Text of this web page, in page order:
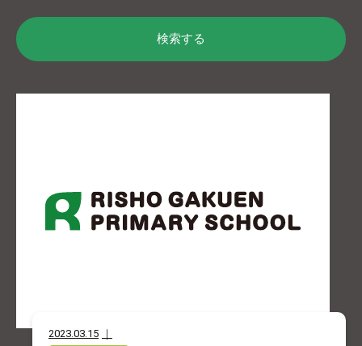
検索する
2023.03.15